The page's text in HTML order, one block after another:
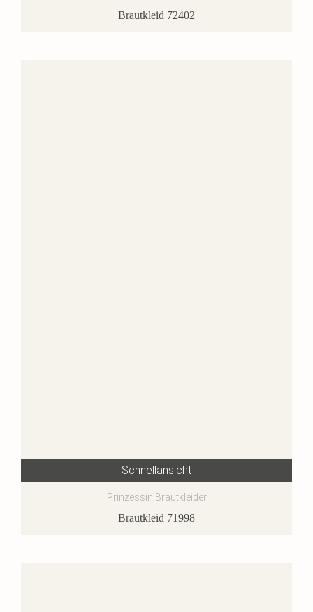
Brautkleid 72402
Schnellansicht
Prinzessin Brautkleider
Brautkleid 71998